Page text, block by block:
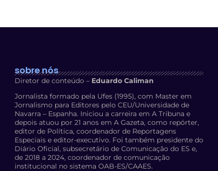
sobre nós
Diretor de conteúdo – Eduardo Caliman
Jornalista formado pela Ufes (1995), com Master em
Jornalismo para Editores pelo CEU/Universidade de
Navarra – Espanha. Iniciou a carreira em A Tribuna e
depois atuou por 21 anos em A Gazeta, como repórter,
editor de Política, coordenador de Reportagens
Especiais e editor-executivo. Foi também presidente do
Diário Oficial, subsecretário de Comunicação do ES e,
de 2018 a 2024, coordenador de comunicação
institucional no sistema OAB-ES/CAAES.